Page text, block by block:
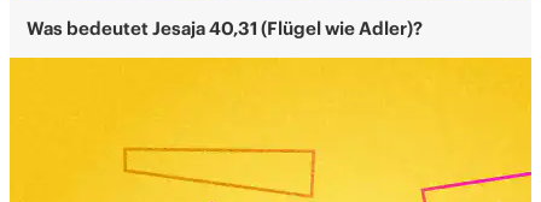
Was bedeutet Jesaja 40,31 (Flügel wie Adler)?